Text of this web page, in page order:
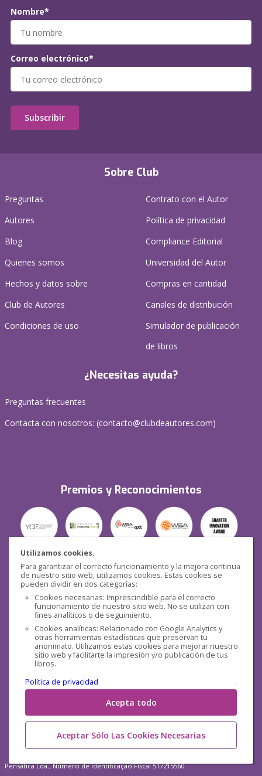
Utilizamos cookies.
Para garantizar el correcto funcionamiento y la mejora continua
de nuestro sitio web, utilizamos cookies. Estas cookies se
pueden dividir en dos categorías:
Cookies necesarias: Imprescindible para el correcto
funcionamiento de nuestro sitio web. No se utilizan con
fines analíticos o de seguimiento.
Cookies analíticas: Relacionado con Google Analytics y
otras herramientas estadísticas que preservan tu
anonimato. Utilizamos estas cookies para mejorar nuestro
sitio web y facilitarte la impresión y/o publicación de tus
libros.
Política de privacidad
.
Acepta todo
Aceptar Sólo Las Cookies Necesarias
Sobre Club
Preguntas
Autores
Blog
Quienes somos
Hechos y datos sobre
Club de Autores
Condiciones de uso
Contrato con el Autor
Política de privacidad
Compliance Editorial
Universidad del Autor
Compras en cantidad
Canales de distribución
Simulador de publicación
de libros
¿Necesitas ayuda?
Preguntas frecuentes
Contacta con nosotros: (contacto@clubdeautores.com)
Premios y Reconocimientos
Seguridad
Redes sociales
Nombre*
Correo electrónico*
Subscribir
Pensática Lda., Número de Identificação Fiscal 517215560